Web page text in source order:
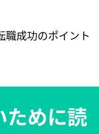
職成功のポイント
ために読